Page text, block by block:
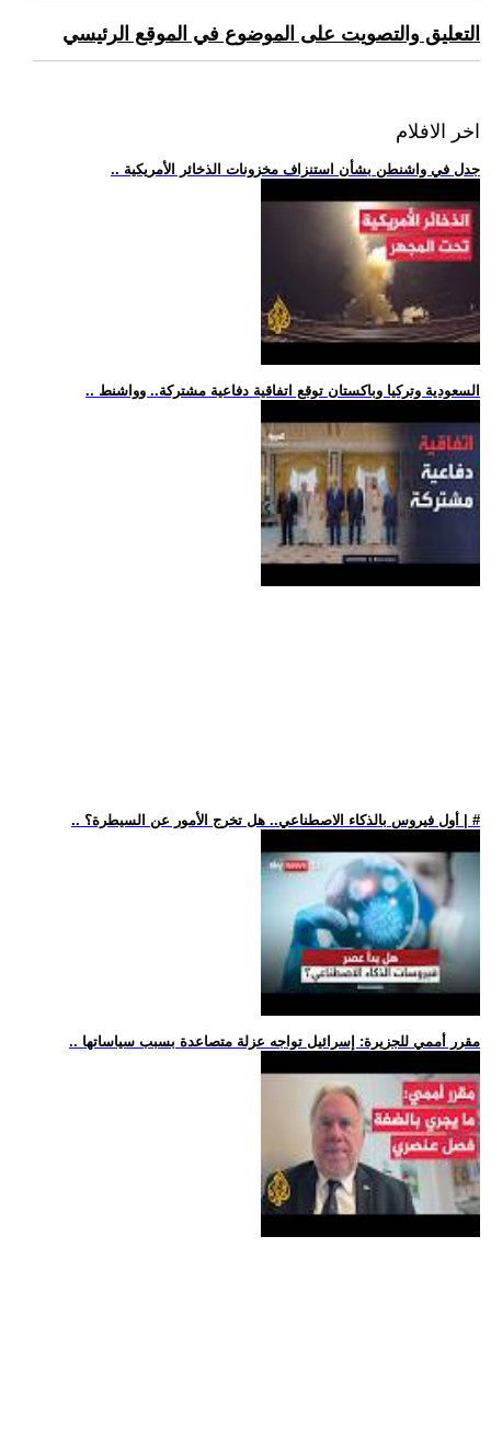
التعليق والتصويت على الموضوع في الموقع الرئيسي
اخر الافلام
.. جدل في واشنطن بشأن استنزاف مخزونات الذخائر الأمريكية
.. السعودية وتركيا وباكستان توقع اتفاقية دفاعية مشتركة.. وواشنط
.. أول فيروس بالذكاء الاصطناعي.. هل تخرج الأمور عن السيطرة؟ | #
.. مقرر أممي للجزيرة: إسرائيل تواجه عزلة متصاعدة بسبب سياساتها